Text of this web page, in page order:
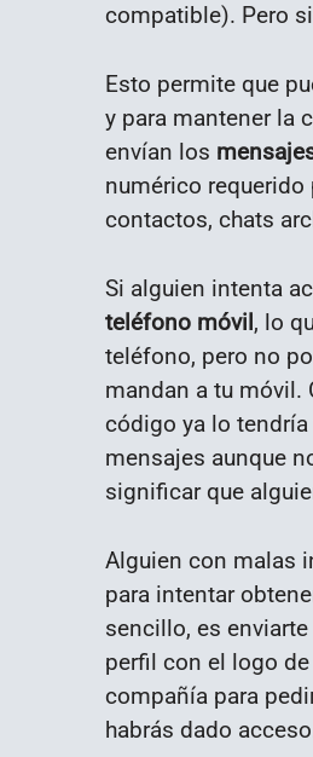
compatible). Pero
Esto permite que
y para mantener la
envían los
numérico
contactos, chats
Si alguien intenta
teléfono móvil, lo
teléfono, pero no
mandan a tu móvil.
código ya lo
mensajes aunque
significar que
Alguien con malas
para intentar
sencillo, es
perfil con el logo
compañía para
habrás dado